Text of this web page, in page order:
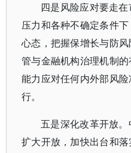
四是风险应对要走
压力和各种不确定条件
心态，把握保增长与防
管与金融机构治理机制
能力应对任何内外部风
行。
五是深化改革开放。
扩大开放，加快出台和